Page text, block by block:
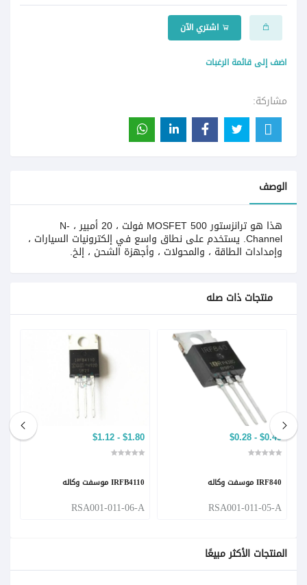
اشتري الآن
اضف إلى قائمة الرغبات
مشاركة:
المنتجات الأكثر مبيعًا
الوصف
هذا هو ترانزستور MOSFET 500 فولت ، 20 أمبير ، N-
Channel. يستخدم على نطاق واسع في إلكترونيات السيارات ،
وإمدادات الطاقة ، والمحولات ، وأجهزة الشحن ، إلخ.
منتجات ذات صله
$0.45 - $0.28
IRF840 موسفت وكاله
RSA001-011-05-A
$1.80 - $1.12
IRFB4110 موسفت وكاله
RSA001-011-06-A